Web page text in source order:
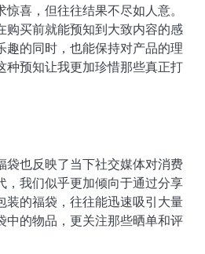
喜，但往往结果不尽如人意。
购买前就能预知到大致内容的感
趣的同时，也能保持对产品的理
种预知让我更加珍惜那些真正打
袋也反映了当下社交媒体对消费
，我们似乎更加倾向于通过分享
装的福袋，往往能迅速吸引大量
中的物品，更关注那些晒单和评